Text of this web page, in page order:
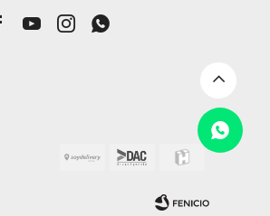
  